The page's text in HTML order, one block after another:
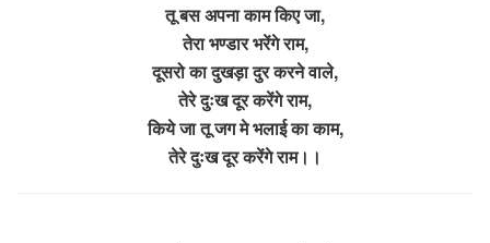
तू बस अपना काम किए जा,
तेरा भण्डार भरेंगे राम,
दूसरो का दुखड़ा दुर करने वाले,
तेरे दुःख दूर करेंगे राम,
किये जा तू जग मे भलाई का काम,
तेरे दुःख दूर करेंगे राम।।